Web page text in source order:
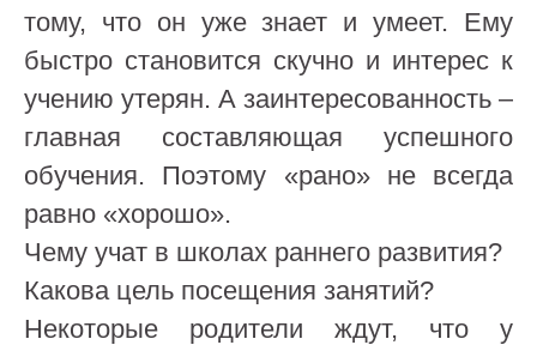
тому, что он уже знает и умеет. Ему
быстро становится скучно и интерес к
учению утерян. А заинтересованность –
главная составляющая успешного
обучения. Поэтому «рано» не всегда
равно «хорошо».
Чему учат в школах раннего развития?
Какова цель посещения занятий?
Некоторые родители ждут, что у